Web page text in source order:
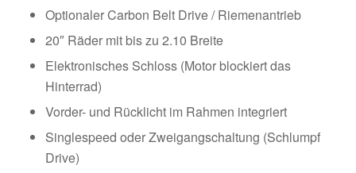
Optionaler Carbon Belt Drive / Riemenantrieb
20″ Räder mit bis zu 2.10 Breite
Elektronisches Schloss (Motor blockiert das
Hinterrad)
Vorder- und Rücklicht im Rahmen integriert
Singlespeed oder Zweigangschaltung (Schlumpf
Drive)